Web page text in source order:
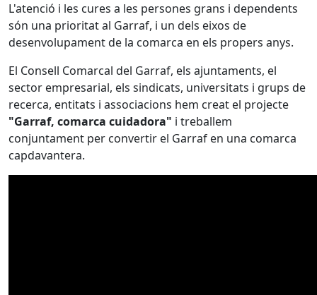
L'atenció i les cures a les persones grans i dependents
són una prioritat al Garraf, i un dels eixos de
desenvolupament de la comarca en els propers anys.
El Consell Comarcal del Garraf, els ajuntaments, el
sector empresarial, els sindicats, universitats i grups de
recerca, entitats i associacions hem creat el projecte
"Garraf, comarca cuidadora" i treballem
conjuntament per convertir el Garraf en una comarca
capdavantera.